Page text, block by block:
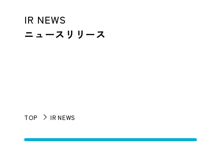
IR NEWS
ニュースリリース
TOP IR NEWS